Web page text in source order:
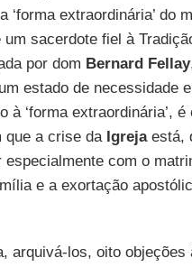
extraordinária’ do
sacerdote fiel à
por dom Bernard Fellay
estado de necessidade
‘forma extraordinária’,
que a crise da Igrejaestá,
com o
e a exortação
arquivá-los, oito